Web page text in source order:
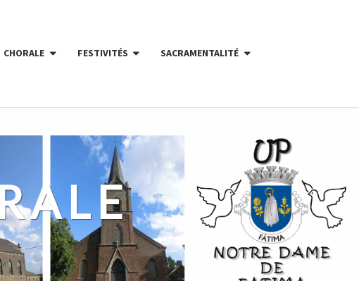
CHORALE FESTIVITÉS SACRAMENTALITÉ